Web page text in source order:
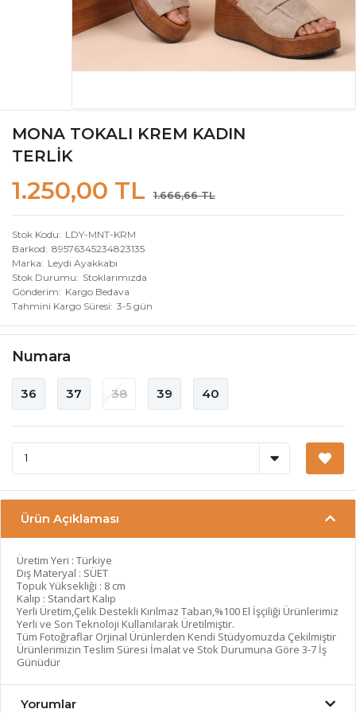
MONA TOKALI KREM KADIN
TERLİK
1.250,00 TL 1.666,66 TL
Stok Kodu
LDY-MNT-KRM
Barkod 89576345234823135
Marka
Leydi Ayakkabı
Stok Durumu
Stoklarımızda
Gönderim
Kargo Bedava
Tahmini Kargo Süresi 3-5 gün
Numara
36 37 38 39 40
Ürün Açıklaması
Üretim Yeri : Türkiye
Dış Materyal : SÜET
Topuk Yüksekliği : 8 cm
Kalıp : Standart Kalıp
Yerli Üretim,Çelik Destekli Kırılmaz Taban,%100 El İşçiliği Ürünlerimiz
Yerli ve Son Teknoloji Kullanılarak Üretilmiştir.
Tüm Fotoğraflar Orjinal Ürünlerden Kendi Stüdyomuzda Çekilmiştir
Ürünlerimizin Teslim Süresi İmalat ve Stok Durumuna Göre 3-7 İş
Günüdür
Yorumlar